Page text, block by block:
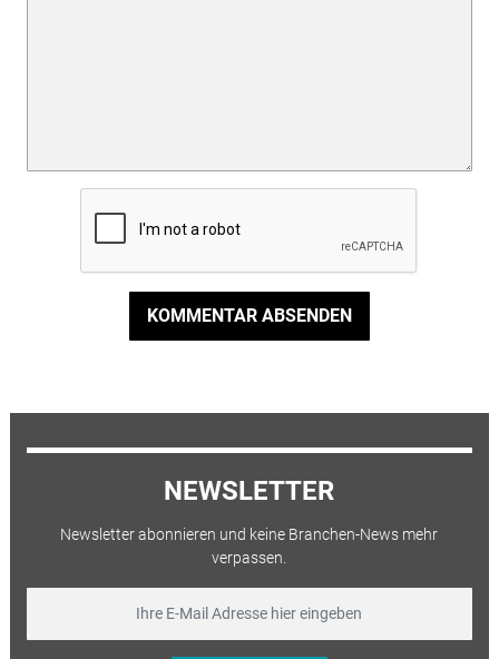
KOMMENTAR ABSENDEN
NEWSLETTER
Newsletter abonnieren und keine Branchen-News mehr
verpassen.